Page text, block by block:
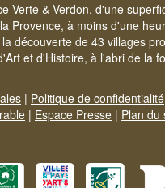
Verte & Verdon, d'une
Provence, à moins d'une
découverte de 43 villages
et d'Histoire, à l'abri de la
| Politique de confidentialité
| Espace Presse | Plan du